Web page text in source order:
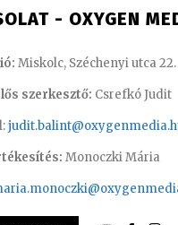
- OXYGEN
Miskolc, Széchenyi utca 22.
szerkesztő: Csrefkó Judit
Monoczki Mária